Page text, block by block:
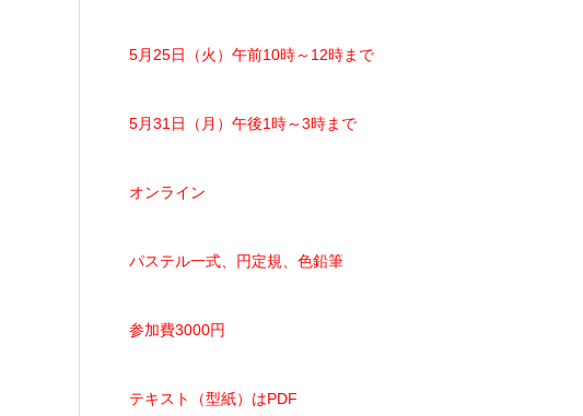
5月25日（火）午前10時～12時まで
5月31日（月）午後1時～3時まで
オンライン
パステル一式、円定規、色鉛筆
参加費3000円
テキスト（型紙）はPDF